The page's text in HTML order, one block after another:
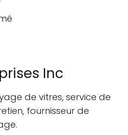
Inc
de vitres, service de
fournisseur de